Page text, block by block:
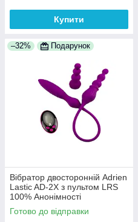
Купити
–32% Подарунок
Вібратор двосторонній Adrien
Lastic AD-2X з пультом LRS
100% Анонімності
Готово до відправки